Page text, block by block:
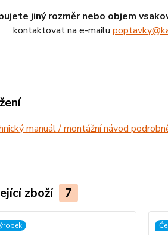
jiný rozměr nebo objem
kontaktovat na e-mailu
manuál / montážní návod
zboží 7